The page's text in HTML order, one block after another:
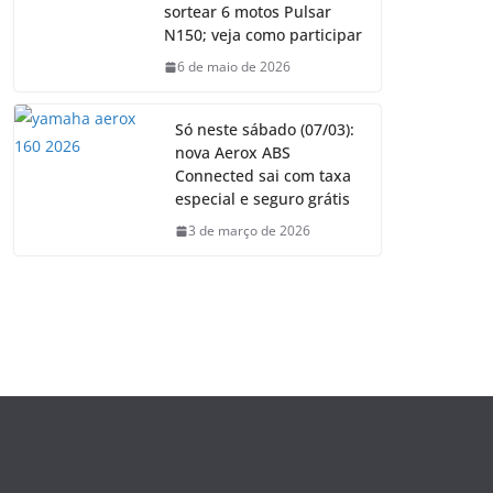
sortear 6 motos Pulsar
N150; veja como participar
6 de maio de 2026
Só neste sábado (07/03):
nova Aerox ABS
Connected sai com taxa
especial e seguro grátis
3 de março de 2026